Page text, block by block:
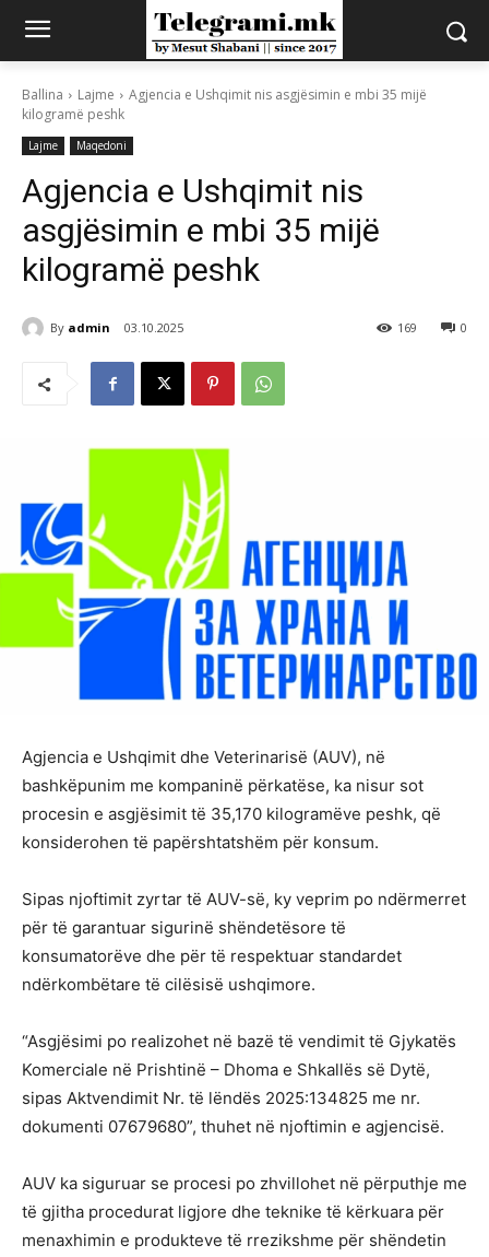
Ballina Lajme
Agjencia e Ushqimit nis asgjësimin e mbi 35 mijë
kilogramë peshk
Lajme Maqedoni
Agjencia e Ushqimit nis
asgjësimin e mbi 35 mijë
kilogramë peshk
By admin 03.10.2025 0
169
Agjencia e Ushqimit dhe Veterinarisë (AUV), në
bashkëpunim me kompaninë përkatëse, ka nisur sot
procesin e asgjësimit të 35,170 kilogramëve peshk, që
konsiderohen të papërshtatshëm për konsum.
Sipas njoftimit zyrtar të AUV-së, ky veprim po ndërmerret
për të garantuar sigurinë shëndetësore të
konsumatorëve dhe për të respektuar standardet
ndërkombëtare të cilësisë ushqimore.
“Asgjësimi po realizohet në bazë të vendimit të Gjykatës
Komerciale në Prishtinë – Dhoma e Shkallës së Dytë,
sipas Aktvendimit Nr. të lëndës 2025:134825 me nr.
dokumenti 07679680”, thuhet në njoftimin e agjencisë.
AUV ka siguruar se procesi po zhvillohet në përputhje me
të gjitha procedurat ligjore dhe teknike të kërkuara për
menaxhimin e produkteve të rrezikshme për shëndetin